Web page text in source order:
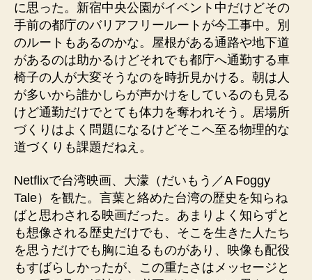
に思った。新宿中央公園がイベント中だけどその
手前の都庁のバリアフリールートが今工事中。別
のルートもあるのかな。屋根がある通路や地下道
があるのは助かるけどそれでも都庁へ通勤する車
椅子の人が大変そうなのを時折見かける。朝は人
が多いから誰かしらが声かけをしているのも見る
けど通勤だけでとても体力を奪われそう。居場所
づくりはよく問題になるけどそこへ至る物理的な
道づくりも課題だねえ。
Netflixで台湾映画、大濛（だいもう／A Foggy
Tale）を観た。言葉と絡めた台湾の歴史を知らね
ばと思わされる映画だった。あまりよく知らずと
も想像される歴史だけでも、そこを生きた人たち
を思うだけでも胸に迫るものがあり、映像も配役
もすばらしかったが、この重たさはメッセージと